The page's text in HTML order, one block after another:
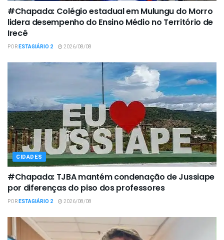
#Chapada: Colégio estadual em Mulungu do Morro
lidera desempenho do Ensino Médio no Território de
Irecê
PORESTAGIÁRIO 2 2026/08/08
CIDADES
#Chapada: TJBA mantém condenação de Jussiape
por diferenças do piso dos professores
PORESTAGIÁRIO 2 2026/08/08